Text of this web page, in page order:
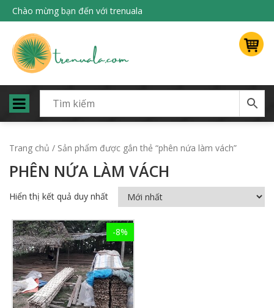
Chào mừng bạn đến với trenuala
Trang chủ / Sản phẩm được gắn thẻ “phên nứa làm vách”
PHÊN NỨA LÀM VÁCH
Hiển thị kết quả duy nhất
-8%